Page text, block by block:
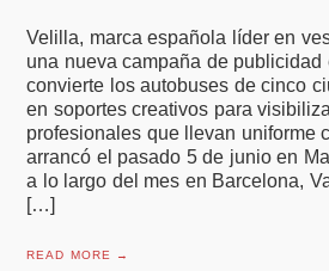
Velilla, marca española líder en
una nueva campaña de publicidad
convierte los autobuses de cinco
en soportes creativos para
profesionales que llevan uniforme
arrancó el pasado 5 de junio en
a lo largo del mes en Barcelona,
[…]
READ MORE →